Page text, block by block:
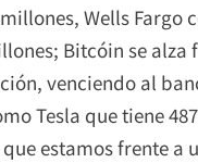
Wells Fargo
Bitcóin se alza
venciendo al
Tesla que tiene
estamos frente